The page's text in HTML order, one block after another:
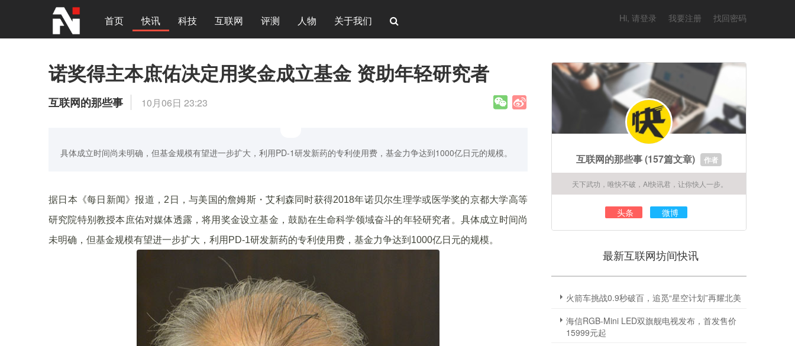
首页 快讯 科技 互联网 评测 人物 关于我们 Hi, 请登录 我要注册 找回密码
诺奖得主本庶佑决定用奖金成立基金 资助年轻研究者
互联网的那些事 10月06日 23:23
具体成立时间尚未明确，但基金规模有望进一步扩大，利用PD-1研发新药的专利使用费，基金力争达到1000亿日元的规模。
据日本《每日新闻》报道，2日，与美国的詹姆斯・艾利森同时获得2018年诺贝尔生理学或医学奖的京都大学高等
研究院特别教授本庶佑对媒体透露，将用奖金设立基金，鼓励在生命科学领域奋斗的年轻研究者。具体成立时间尚
未明确，但基金规模有望进一步扩大，利用PD-1研发新药的专利使用费，基金力争达到1000亿日元的规模。
互联网的那些事(157篇文章) 作者
天下武功，唯快不破，AI快讯君，让你快人一步。
头条 微博
最新互联网坊间快讯
火箭车挑战0.9秒破百，追觅“星空计划”再耀北美
海信RGB-Mini LED双旗舰电视发布，首发售价
15999元起